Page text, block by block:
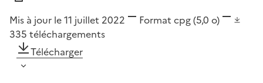
Mis à jour le 11 juillet 2022 Format cpg(5,0 o)
335 téléchargements
Télécharger